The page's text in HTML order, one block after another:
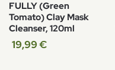
FULLY (Green
Tomato) Clay Mask
Cleanser, 120ml
19,99€